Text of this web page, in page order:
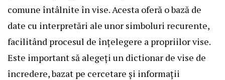
comune întâlnite în vise. Acesta oferă o bază de
date cu interpretări ale unor simboluri recurente,
facilitând procesul de înțelegere a propriilor vise.
Este important să alegeți un dictionar de vise de
încredere, bazat pe cercetare și informații